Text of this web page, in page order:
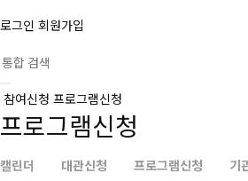
로그인 회원가입
참여신청 프로그램신청
프로그램신청
캘린더 대관신청 프로그램신청 기